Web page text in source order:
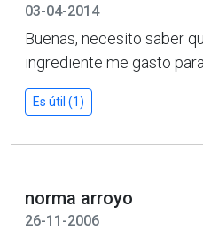
03-04-2014
Buenas, necesito saber
ingrediente me gasto
Es útil (1)
norma arroyo
26-11-2006